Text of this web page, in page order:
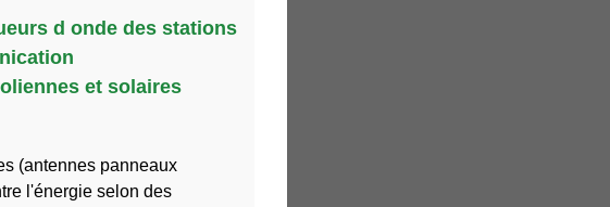
d onde des stations
et solaires
(antennes panneaux
l'énergie selon des